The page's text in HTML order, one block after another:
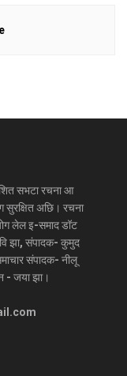
सभटा रचना आ
सुरक्षित अछि। रचना
लेल इ-समाद डॉट
झा, संपादक- कुमुद
संपादक- नीलू
- जया झा।